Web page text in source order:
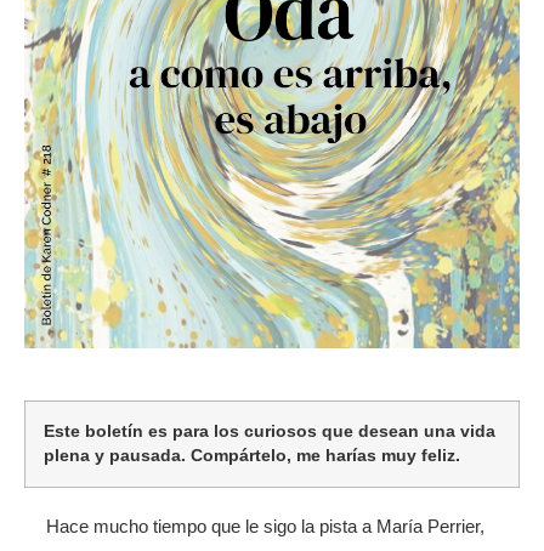
Este boletín es para los curiosos que desean una vida
plena y pausada. Compártelo, me harías muy feliz.
Hace mucho tiempo que le sigo la pista a María Perrier,